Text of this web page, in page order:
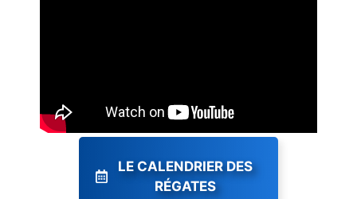
LE CALENDRIER DES
RÉGATES